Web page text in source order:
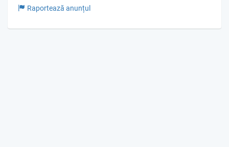
Raportează anunțul